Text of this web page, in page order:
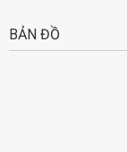
BẢN ĐỒ